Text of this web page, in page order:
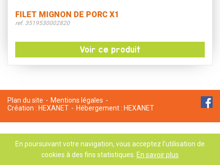
En poursuivant votre navigation, vous acceptez l’utilisation de
cookies à des fins statistiques. En savoir plus
FILET MIGNON DE PORC X1
ref. 3519530002820
Voir ce produit
Plan du site
Mentions légales
Création : HEXANET Hébergement : HEXANET